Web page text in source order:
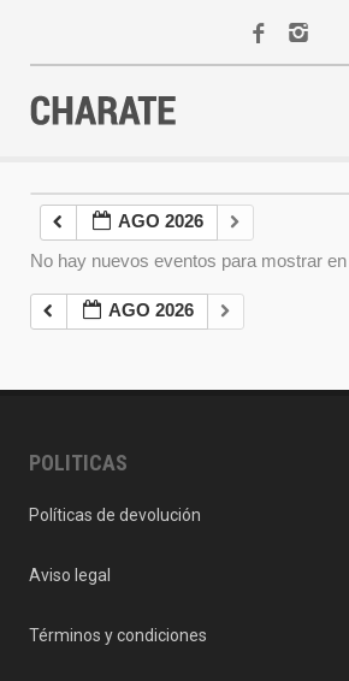
AGENDA
ACTIVIDADES
ALQUILER
EQUIPO
AGO 2026
No hay nuevos eventos para mostrar
AGO 2026
POLITICAS
Políticas de devolución
Aviso legal
Términos y condiciones